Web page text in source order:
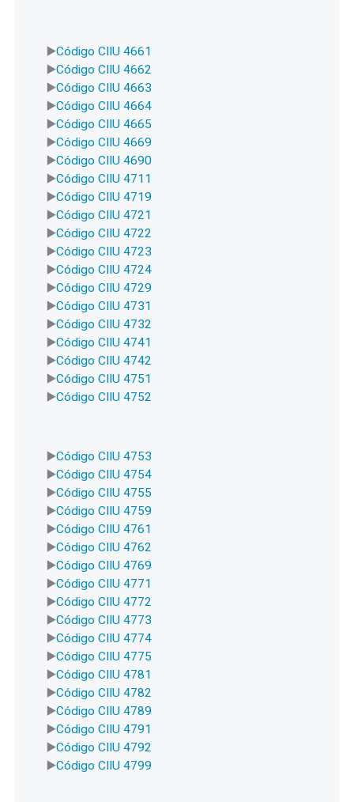
Código CIIU 4661
Código CIIU 4662
Código CIIU 4663
Código CIIU 4664
Código CIIU 4665
Código CIIU 4669
Código CIIU 4690
Código CIIU 4711
Código CIIU 4719
Código CIIU 4721
Código CIIU 4722
Código CIIU 4723
Código CIIU 4724
Código CIIU 4729
Código CIIU 4731
Código CIIU 4732
Código CIIU 4741
Código CIIU 4742
Código CIIU 4751
Código CIIU 4752
Código CIIU 4753
Código CIIU 4754
Código CIIU 4755
Código CIIU 4759
Código CIIU 4761
Código CIIU 4762
Código CIIU 4769
Código CIIU 4771
Código CIIU 4772
Código CIIU 4773
Código CIIU 4774
Código CIIU 4775
Código CIIU 4781
Código CIIU 4782
Código CIIU 4789
Código CIIU 4791
Código CIIU 4792
Código CIIU 4799